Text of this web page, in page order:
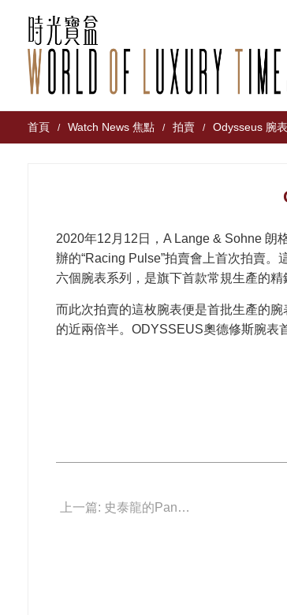
首頁 / Watch News 焦點 / 拍賣 / Odysseus 腕
2020年12月12日，A Lange & Sohne 朗
辦的“Racing Pulse”拍賣會上首次拍賣
六個腕表系列，是旗下首款常規生產的精
而此次拍賣的這枚腕表便是首批生產的
的近兩倍半。ODYSSEUS奧德修斯腕表
上一篇: 史泰龍的Panerai 拍賣會5分鐘内落槌